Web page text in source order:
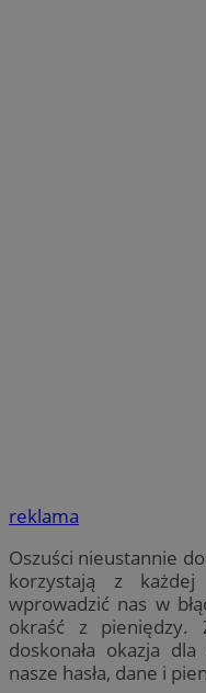
reklama
Oszuści nieustannie
korzystają z
wprowadzić nas w
okraść z
doskonała okazja
nasze hasła, dane i